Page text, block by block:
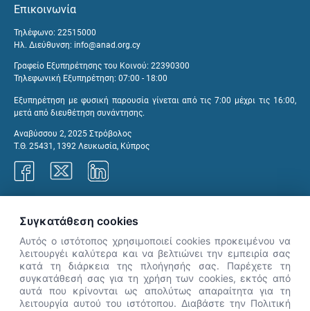
Επικοινωνία
Τηλέφωνο: 22515000
Ηλ. Διεύθυνση: info@anad.org.cy
Γραφείο Εξυπηρέτησης του Κοινού: 22390300
Τηλεφωνική Εξυπηρέτηση: 07:00 - 18:00
Εξυπηρέτηση με φυσική παρουσία γίνεται από τις 7:00 μέχρι τις 16:00,
μετά από διευθέτηση συνάντησης.
Αναβύσσου 2, 2025 Στρόβολος
Τ.Θ. 25431, 1392 Λευκωσία, Κύπρος
👋 Καλώς ήρθες! Είμαι η Νόησις.
Πες μου πώς μπορώ να σε βοηθήσω
Συγκατάθεση cookies
Αυτός ο ιστότοπος χρησιμοποιεί cookies προκειμένου να
λειτουργέι καλύτερα και να βελτιώνει την εμπειρία σας
κατά τη διάρκεια της πλοήγησής σας. Παρέχετε τη
συγκατάθεσή σας για τη χρήση των cookies, εκτός από
αυτά που κρίνονται ως απολύτως απαραίτητα για τη
λειτουργία αυτού του ιστότοπου. Διαβάστε την Πολιτική